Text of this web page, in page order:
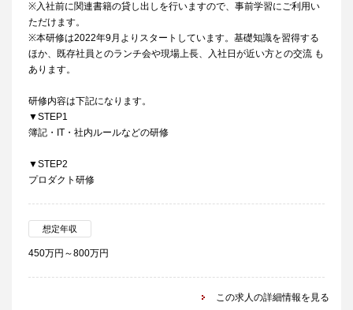
※入社前に関連書籍の貸し出しを行いますので、事前学習にご利用い
ただけます。
※本研修は2022年9月よりスタートしています。基礎知識を習得する
ほか、既存社員とのランチ会や現場上長、入社日が近い方との交流 も
あります。
研修内容は下記になります。
▼STEP1
簿記・IT・社内ルールなどの研修
▼STEP2
プロダクト研修
想定年収
450万円～800万円
この求人の詳細情報を見る